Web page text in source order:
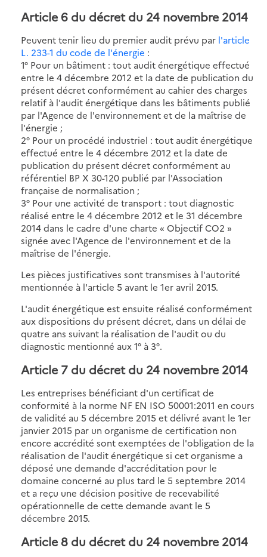
Article 6 du décret du 24 novembre 2014
Peuvent tenir lieu du premier audit prévu par l'article
L. 233-1 du code de l'énergie :
1° Pour un bâtiment : tout audit énergétique effectué
entre le 4 décembre 2012 et la date de publication du
présent décret conformément au cahier des charges
relatif à l'audit énergétique dans les bâtiments publié
par l'Agence de l'environnement et de la maîtrise de
l'énergie ;
2° Pour un procédé industriel : tout audit énergétique
effectué entre le 4 décembre 2012 et la date de
publication du présent décret conformément au
référentiel BP X 30-120 publié par l'Association
française de normalisation ;
3° Pour une activité de transport : tout diagnostic
réalisé entre le 4 décembre 2012 et le 31 décembre
2014 dans le cadre d'une charte « Objectif CO2 »
signée avec l'Agence de l'environnement et de la
maîtrise de l'énergie.
Les pièces justificatives sont transmises à l'autorité
mentionnée à l'article 5 avant le 1er avril 2015.
L'audit énergétique est ensuite réalisé conformément
aux dispositions du présent décret, dans un délai de
quatre ans suivant la réalisation de l'audit ou du
diagnostic mentionné aux 1° à 3°.
Article 7 du décret du 24 novembre 2014
Les entreprises bénéficiant d'un certificat de
conformité à la norme NF EN ISO 50001:2011 en cours
de validité au 5 décembre 2015 et délivré avant le 1er
janvier 2015 par un organisme de certification non
encore accrédité sont exemptées de l'obligation de la
réalisation de l'audit énergétique si cet organisme a
déposé une demande d'accréditation pour le
domaine concerné au plus tard le 5 septembre 2014
et a reçu une décision positive de recevabilité
opérationnelle de cette demande avant le 5
décembre 2015.
Article 8 du décret du 24 novembre 2014